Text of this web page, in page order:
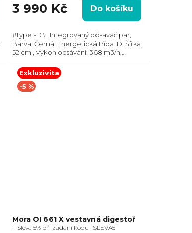
3 990 Kč Do košíku
#type1-D#! Integrovaný odsavač par,
Barva: Černá, Energetická třída: D, Šířka:
52 cm , Výkon odsávání: 368 m3/h,
Průměr odtahu: 120 mm, Směr odtahu:
Horní, Možnost recirkulace i odtahu ven
Exkluzivita
-5 %
Mora OI 661 X vestavná digestoř
+ Sleva 5% při zadání kódu "SLEVA5"